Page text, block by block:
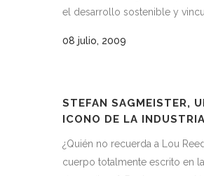
el desarrollo sostenible y
08 julio, 2009
STEFAN SAGMEISTER,
ICONO DE LA INDUSTRIA
¿Quién no recuerda a Lou
cuerpo totalmente escrito en